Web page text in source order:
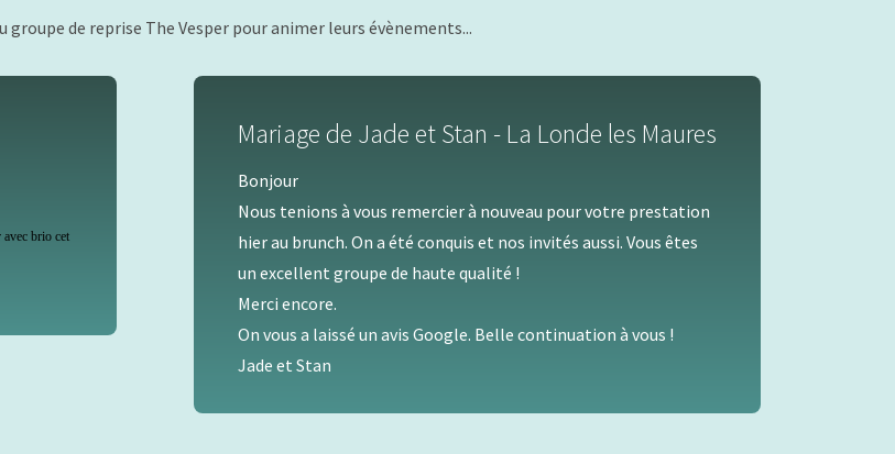
de reprise The Vesper pour animer leurs évènements...
avec brio cet
Mariage de Jade et Stan - La Londe les Maures
Bonjour
Nous tenions à vous remercier à nouveau pour votre prestation
hier au brunch. On a été conquis et nos invités aussi. Vous êtes
un excellent groupe de haute qualité !
Merci encore.
On vous a laissé un avis Google. Belle continuation à vous !
Jade et Stan